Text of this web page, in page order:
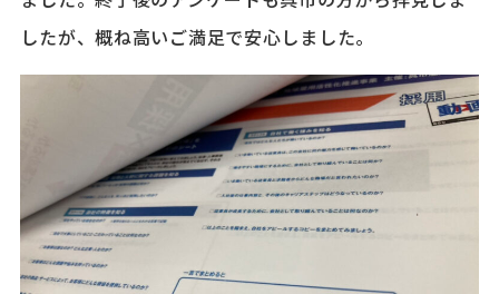
したが、概ね高いご満足で安心しました。